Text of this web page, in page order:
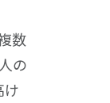
数
の
け